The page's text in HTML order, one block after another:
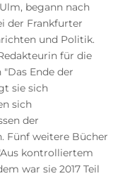
begann nach
der Frankfurter
und Politik.
für die
Ende der
sie sich
sich
der
Fünf weitere Bücher
kontrolliertem
war sie 2017 Teil